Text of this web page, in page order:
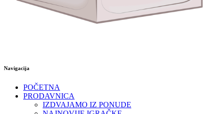
Navigacija
POČETNA
PRODAVNICA
IZDVAJAMO IZ PONUDE